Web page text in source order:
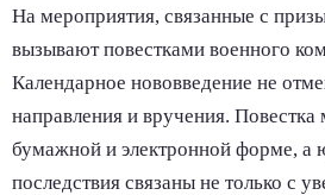
На мероприятия, связанные с
вызывают повестками военного
Календарное нововведение не
направления и вручения.
бумажной и электронной форме, а
последствия связаны не только с